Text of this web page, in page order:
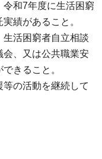
令和7年度に生活困窮
績があること。
生活困窮者自立相談
会、又は公共職業安
きること。
等の活動を継続して